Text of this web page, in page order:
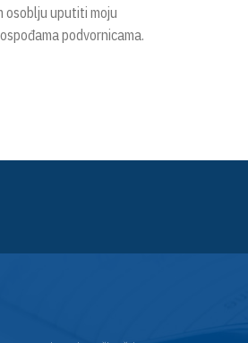
osoblju uputiti moju
podvornicama.